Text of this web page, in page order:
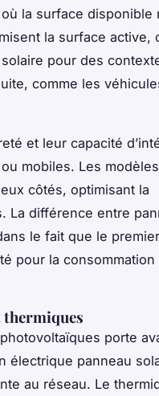
la surface disponible
la surface active,
pour des
comme les
et leur capacité
mobiles. Les modèles
côtés, optimisant la
La différence entre
le fait que le
pour la consommation
thermiques
porte
électrique panneau
au réseau. Le